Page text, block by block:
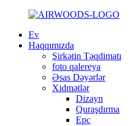
Ev
Haqqımızda
Şirkətin Təqdimatı
foto qalereya
Əsas Dəyərlər
Xidmətlər
Dizayn
Quraşdırma
Epc